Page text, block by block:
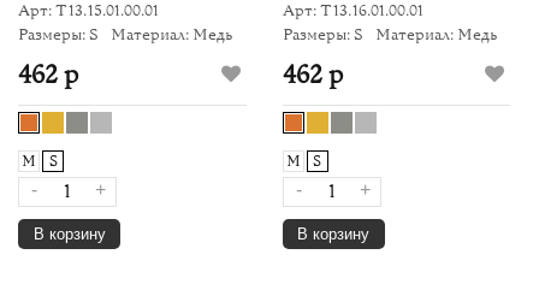
Арт: Т13.15.01.00.01
Размеры: S
Материал: Медь
462 р
M S
- +
В корзину
Арт: Т13.16.01.00.01
Размеры: S
Материал: Медь
462 р
M S
- +
В корзину